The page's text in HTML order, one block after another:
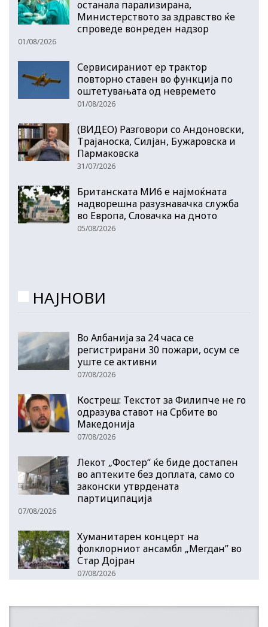
останала парализирана,
Министерството за здравство ќе
спроведе вонреден надзор
01/08/2026
Сервисираниот ер трактор
повторно ставен во функција по
оштетувањата од невремето
01/08/2026
(ВИДЕО) Разговори со Андоновски,
Трајаноска, Силјан, Бужаровска и
Пармаковска
31/07/2026
Британската МИ6 е најмоќната
надворешна разузнавачка служба
во Европа, Словачка на дното
05/08/2026
НАЈНОВИ
Во Албанија за 24 часа се
регистрирани 30 пожари, осум се
уште се активни
07/08/2026
Костреш: Текстот за Филипче не го
одразува ставот на Србите во
Македонија
07/08/2026
Лекот „Фостер“ ќе биде достапен
во аптеките без доплата, само со
законски утврдената
партиципација
07/08/2026
Хуманитарен концерт на
фолклорниот ансамбл „Мегдан” во
Стар Дојран
07/08/2026